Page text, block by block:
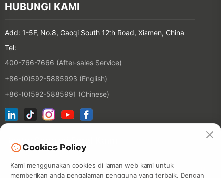
HUBUNGI KAMI
Add: 1-5F, No.8, Gaoqi South 12th Road, Xiamen, China
Tel:
400-766-7666 (After-sales Service)
+86-(0)592-5885993 (English)
+86-(0)592-5885991 (Chinese)
Sertai Senarai Emel Kami
Cookies Policy
Kami menggunakan cookies di laman web kami untuk
memberikan anda pengalaman pengguna yang terbaik. Dengan